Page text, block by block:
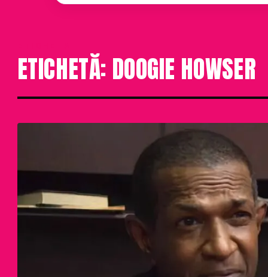
ETICHETĂ: DOOGIE HOWSER